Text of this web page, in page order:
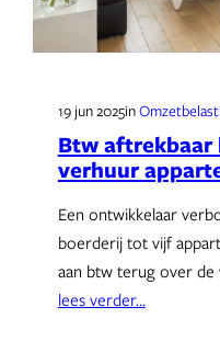
19 jun 2025in
Btw
verhuur
Een ontwikkelaar
boerderij tot vijf
aan btw terug over
lees verder…